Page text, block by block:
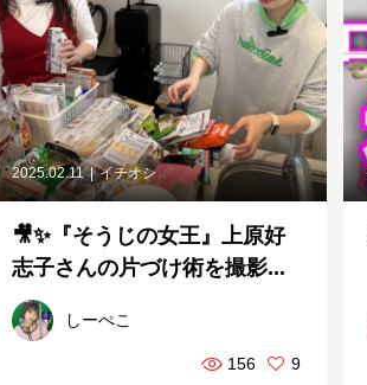
2025.02.11 イチオシ
🎥✨『そうじの女王』上原好
志子さんの片づけ術を撮影...
しーぺこ
156 9